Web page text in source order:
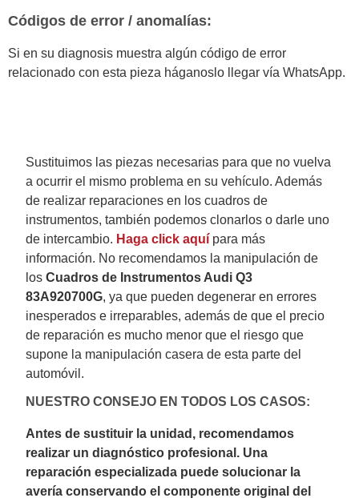
Códigos de error / anomalías:
Si en su diagnosis muestra algún código de error
relacionado con esta pieza háganoslo llegar vía WhatsApp.
Sustituimos las piezas necesarias para que no vuelva
a ocurrir el mismo problema en su vehículo. Además
de realizar reparaciones en los cuadros de
instrumentos, también podemos clonarlos o darle uno
de intercambio. Haga click aquí para más
información. No recomendamos la manipulación de
losCuadros de Instrumentos Audi Q3
83A920700G, ya que pueden degenerar en errores
inesperados e irreparables, además de que el precio
de reparación es mucho menor que el riesgo que
supone la manipulación casera de esta parte del
automóvil.
NUESTRO CONSEJO EN TODOS LOS CASOS:
Antes de sustituir la unidad, recomendamos
realizar un diagnóstico profesional. Una
reparación especializada puede solucionar la
avería conservando el componente original del